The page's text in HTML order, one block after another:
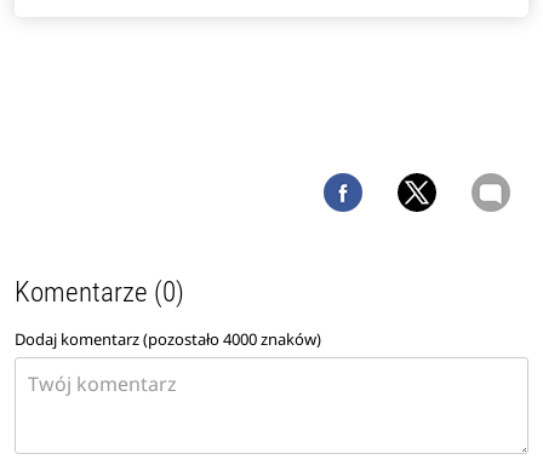
Komentarze (0)
Dodaj komentarz (pozostało4000znaków)